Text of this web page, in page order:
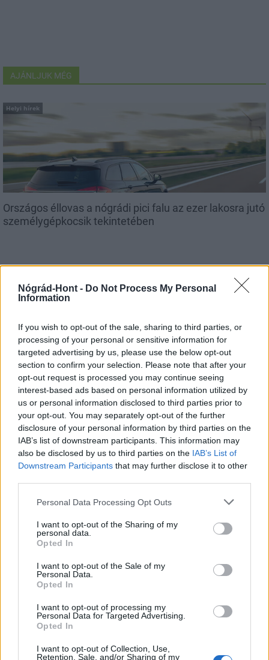
Nógrád-Hont - Do Not Process My Personal
Information
If you wish to opt-out of the sale, sharing to third parties, or
processing of your personal or sensitive information for
targeted advertising by us, please use the below opt-out
section to confirm your selection. Please note that after your
opt-out request is processed you may continue seeing
interest-based ads based on personal information utilized by
us or personal information disclosed to third parties prior to
your opt-out. You may separately opt-out of the further
disclosure of your personal information by third parties on the
IAB’s list of downstream participants. This information may
also be disclosed by us to third parties on the IAB’s List of
Downstream Participants that may further disclose it to other
Please note that this website/app uses one or more Google
not limited to your visit or usage behaviour. You may click to
grant or deny consent to Google and its third-party tags to
use your data for below specified purposes in below Google
consent section.
Personal Data Processing Opt Outs
I want to opt-out of the Sharing of my
personal data.
Opted In
I want to opt-out of the Sale of my
Personal Data.
Opted In
I want to opt-out of processing my
Personal Data for Targeted Advertising.
Opted In
I want to opt-out of Collection, Use,
Retention, Sale, and/or Sharing of my
AJÁNLJUK MÉG
Helyi hírek
Országos éllovas a nógrádi pici falu az ezer lakosra jutó
személygépkocsik tekintetében
Helyi hírek
Három meghatározó épületét is fejlesztette
Salgótarján
Vasárnap Nógrádot is eléri a legmagasabb
figyelmeztetés